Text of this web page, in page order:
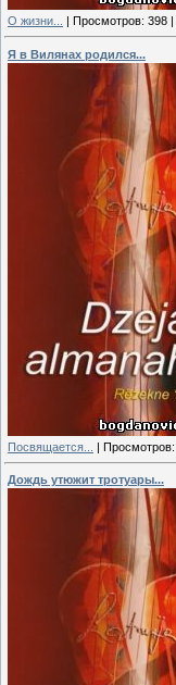
О жизни... | Просмотров: 398 |
Я в Вилянах родился...
Посвящается... | Просмотров:
Дождь утюжит тротуары...